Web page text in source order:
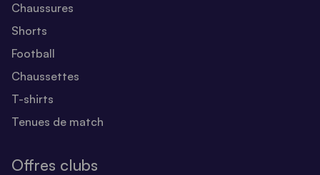
Chaussures
Shorts
Football
Chaussettes
T-shirts
Tenues de match
Offres clubs